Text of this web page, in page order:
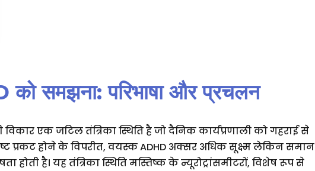
समझना: परिभाषा और प्रचलन
एक जटिल तंत्रिका स्थिति है जो दैनिक कार्यप्रणाली को गहराई से
प्रकट होने के विपरीत, वयस्क ADHD अक्सर अधिक सूक्ष्म लेकिन समान
होती है। यह तंत्रिका स्थिति मस्तिष्क के न्यूरोट्रांसमीटरों, विशेष रूप से